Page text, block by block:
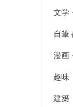
文学
自筆
漫画
趣味
建築